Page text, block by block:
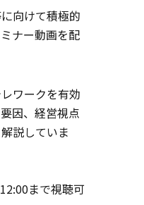
向けて積極的
ナー動画を配
ワークを有効
因、経営視点
説していま
まで視聴可